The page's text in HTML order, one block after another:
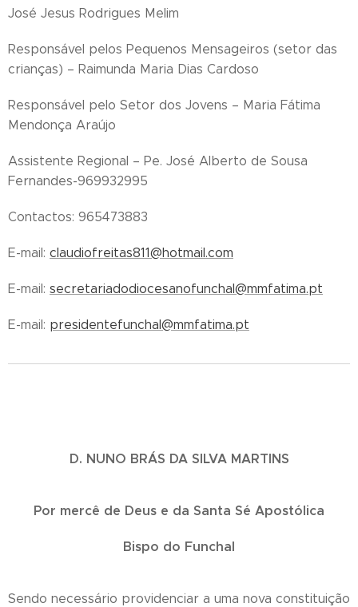
José Jesus Rodrigues Melim
Responsável pelos Pequenos Mensageiros (setor das
crianças) – Raimunda Maria Dias Cardoso
Responsável pelo Setor dos Jovens – Maria Fátima
Mendonça Araújo
Assistente Regional – Pe. José Alberto de Sousa
Fernandes-969932995
Contactos: 965473883
E-mail: claudiofreitas811@hotmail.com
E-mail: secretariadodiocesanofunchal@mmfatima.pt
E-mail: presidentefunchal@mmfatima.pt
D. NUNO BRÁS DA SILVA MARTINS
Por mercê de Deus e da Santa Sé Apostólica
Bispo do Funchal
Sendo necessário providenciar a uma nova constituição